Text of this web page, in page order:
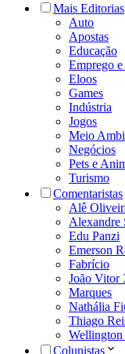
Mais Editorias
Auto
Apostas
Educação
Emprego
Eloos
Games
Indústria
Jogos
Meio
Negócios
Pets e
Turismo
Comentaristas
Alê
Alexandre
Edu Panzi
Emerson
Fabrício
João Vitor
Marques
Nathália
Thiago
Wellington
Colunistas